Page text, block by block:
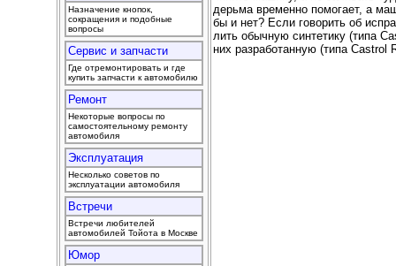
дерьма временно помогает, а
бы и нет? Если говорить об
лить обычную синтетику (типа
них разработанную (типа Castrol
Назначение кнопок,
сокращения и подобные
вопросы
Сервис и запчасти
Где отремонтировать и где
купить запчасти к автомобилю
Ремонт
Некоторые вопросы по
самостоятельному ремонту
автомобиля
Эксплуатация
Несколько советов по
эксплуатации автомобиля
Встречи
Встречи любителей
автомобилей Тойота в Москве
Юмор